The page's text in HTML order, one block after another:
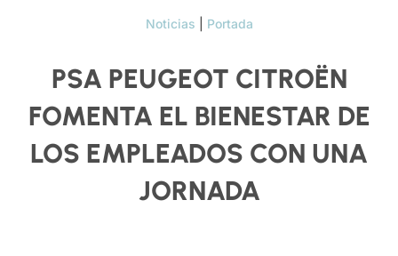
Noticias Portada
PSA PEUGEOT CITROËN
FOMENTA EL BIENESTAR DE
LOS EMPLEADOS CON UNA
JORNADA